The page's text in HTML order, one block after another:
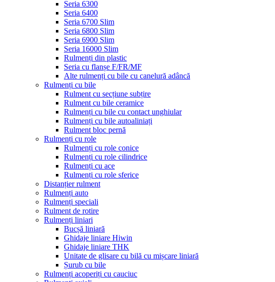
Seria 6300
Seria 6400
Seria 6700 Slim
Seria 6800 Slim
Seria 6900 Slim
Seria 16000 Slim
Rulmenți din plastic
Seria cu flanșe F/FR/MF
Alte rulmenți cu bile cu canelură adâncă
Rulmenți cu bile
Rulment cu secțiune subțire
Rulment cu bile ceramice
Rulmenți cu bile cu contact unghiular
Rulmenți cu bile autoaliniați
Rulment bloc pernă
Rulmenți cu role
Rulmenți cu role conice
Rulmenți cu role cilindrice
Rulmenți cu ace
Rulmenți cu role sferice
Distanțier rulment
Rulmenți auto
Rulmenți speciali
Rulment de rotire
Rulmenți liniari
Bucșă liniară
Ghidaje liniare Hiwin
Ghidaje liniare THK
Unitate de glisare cu bilă cu mișcare liniară
Șurub cu bile
Rulmenți acoperiți cu cauciuc